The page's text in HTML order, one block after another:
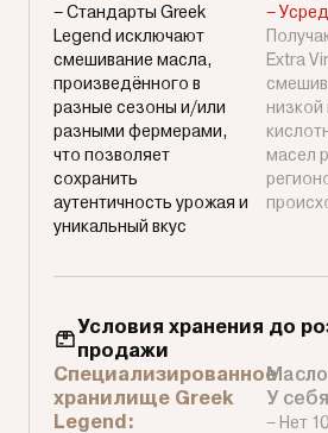
– Стандарты Greek
Legend исключают
смешивание масла,
произведённого в
разные сезоны и/или
разными фермерами,
что позволяет
сохранить
аутентичность урожая и
уникальный вкус
–
Extra
низкой
масел
Условия хранения до
продажи
Специализированное
хранилище Greek
Legend:
У
– Нет